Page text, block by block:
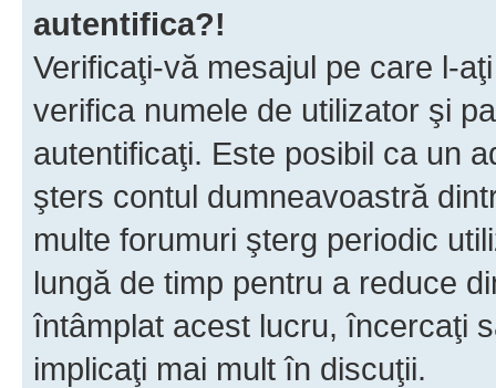
autentifica?!
Verificaţi-vă mesajul pe care l-
verifica numele de utilizator şi
autentificaţi. Este posibil ca un
şters contul dumneavoastră
multe forumuri şterg periodic
lungă de timp pentru a reduce
întâmplat acest lucru, încercaţi
implicaţi mai mult în discuţii.